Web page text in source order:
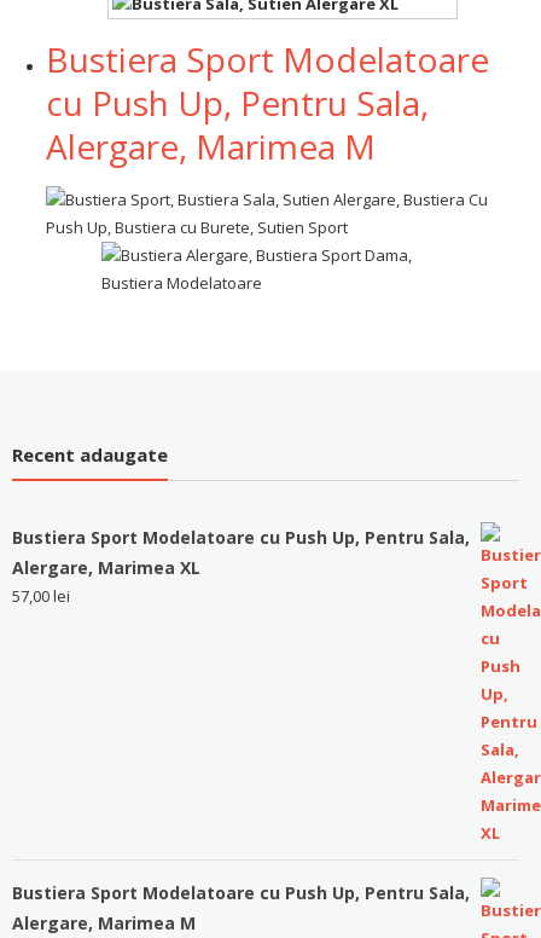
Bustiera Sport Modelatoare
cu Push Up, Pentru Sala,
Alergare, Marimea M
Recent adaugate
Bustiera Sport Modelatoare cu Push Up, Pentru Sala,
Alergare, Marimea XL
57,00lei
Bustiera Sport Modelatoare cu Push Up, Pentru Sala,
Alergare, Marimea M